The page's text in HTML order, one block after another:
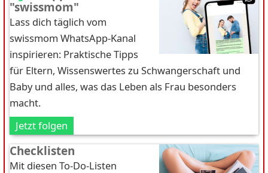
"swissmom"
Lass dich täglich vom
swissmom WhatsApp-Kanal
inspirieren: Praktische Tipps
für Eltern, Wissenswertes zu Schwangerschaft und
Baby und alles, was das Leben als Frau besonders
macht.
Jetzt folgen
Checklisten
Mit diesen To-Do-Listen